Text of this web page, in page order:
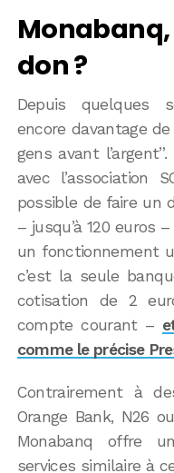
don ?
Depuis quelques
encore davantage
gens avant
avec l’association
possible de faire un
– jusqu’à 120 euros
un fonctionnement
c’est la seule
cotisation de 2
compte courant –
comme le précise
Contrairement à
Orange Bank, N26
Monabanq offre
services similaire à